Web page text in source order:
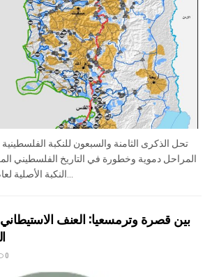
تحل الذكرى الثامنة والسبعون للنكبة
المراحل دموية وخطورة في التاريخ الفلسطيني
بين قصرة وترمسعيا: العنف
0